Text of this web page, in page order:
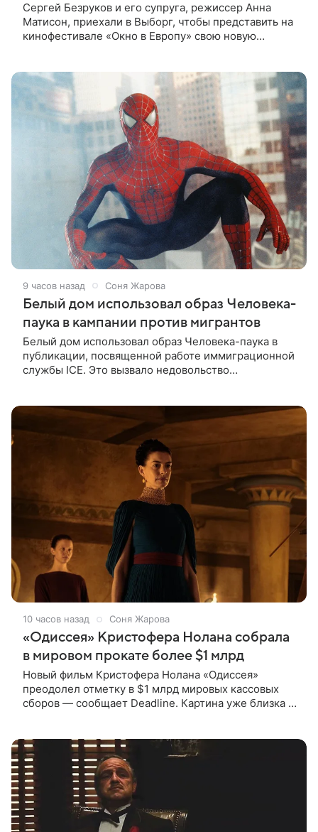
Сергей Безруков и его супруга, режиссер Анна
Матисон, приехали в Выборг, чтобы представить на
кинофестивале «Окно в Европу» свою новую
9 часов назад Соня Жарова
Белый дом использовал образ Человека-
паука в кампании против мигрантов
Белый дом использовал образ Человека-паука в
публикации, посвященной работе иммиграционной
службы ICE. Это вызвало недовольство
10 часов назад Соня Жарова
«Одиссея» Кристофера Нолана собрала
в мировом прокате более $1 млрд
Новый фильм Кристофера Нолана «Одиссея»
преодолел отметку в $1 млрд мировых кассовых
сборов — сообщает Deadline. Картина уже близка к